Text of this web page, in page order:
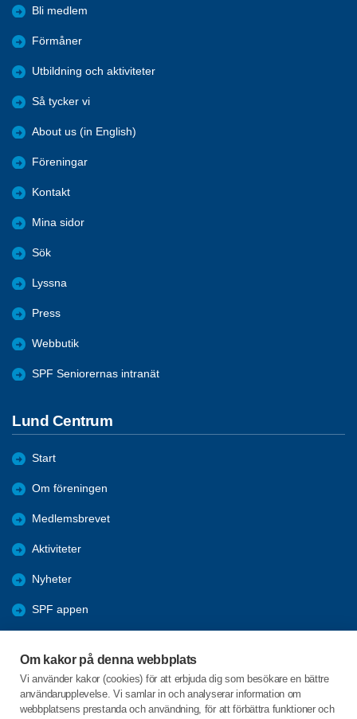
Om kakor på denna webbplats
Vi använder kakor (cookies) för att erbjuda dig som besökare en bättre
användarupplevelse. Vi samlar in och analyserar information om
webbplatsens prestanda och användning, för att förbättra funktioner och
Bli medlem
Förmåner
Utbildning och aktiviteter
Så tycker vi
About us (in English)
Föreningar
Kontakt
Mina sidor
Sök
Lyssna
Press
Webbutik
SPF Seniorernas intranät
Lund Centrum
Start
Om föreningen
Medlemsbrevet
Aktiviteter
Nyheter
SPF appen
Förmåner
Lundakretsen